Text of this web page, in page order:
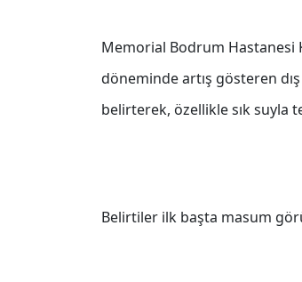
Memorial Bodrum Hastanesi
döneminde artış gösteren
belirterek, özellikle sık suyla
Belirtiler ilk başta masum